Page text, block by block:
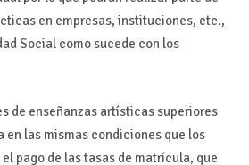
en empresas, instituciones, etc.,
Social como sucede con los
de enseñanzas artísticas superiores
en las mismas condiciones que los
pago de las tasas de matrícula, que